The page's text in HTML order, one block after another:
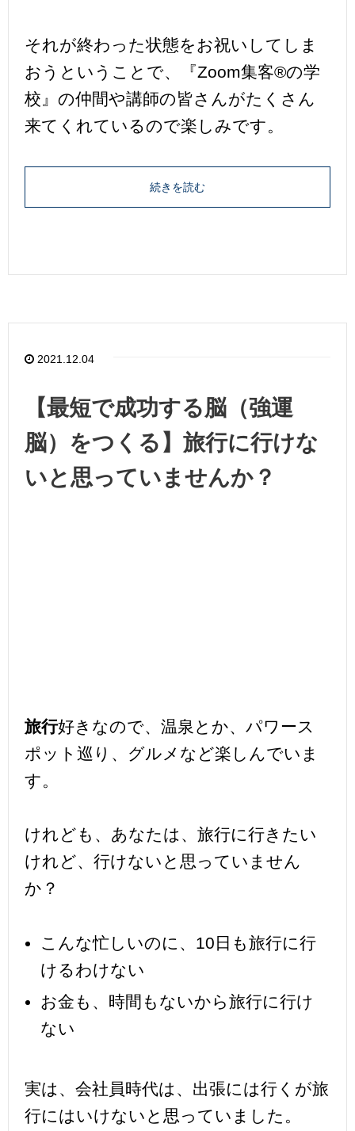
それが終わった状態をお祝いしてしま
おうということで、『Zoom集客®の学
校』の仲間や講師の皆さんがたくさん
来てくれているので楽しみです。
続きを読む
2021.12.04
【最短で成功する脳（強運
脳）をつくる】旅行に行けな
いと思っていませんか？
旅行好きなので、温泉とか、パワース
ポット巡り、グルメなど楽しんでいま
す。
けれども、あなたは、旅行に行きたい
けれど、行けないと思っていません
か？
こんな忙しいのに、10日も旅行に行
けるわけない
お金も、時間もないから旅行に行け
ない
実は、会社員時代は、出張には行くが旅
行にはいけないと思っていました。